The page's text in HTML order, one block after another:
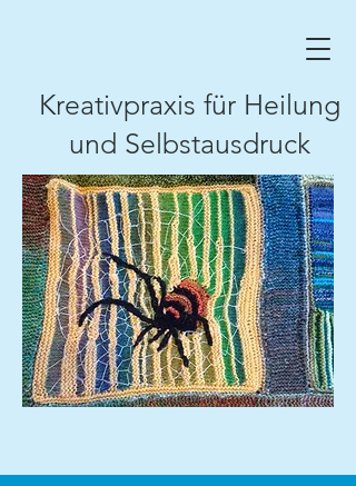
Kreativpraxis für Heilung
und Selbstausdruck